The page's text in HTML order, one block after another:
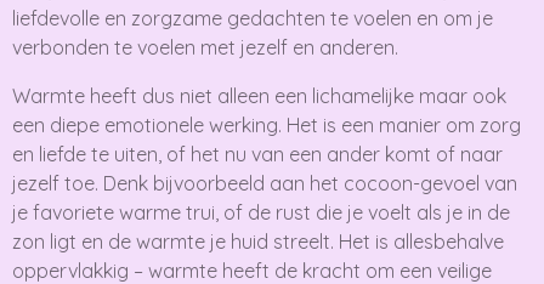
liefdevolle en zorgzame gedachten te voelen en om je
verbonden te voelen met jezelf en anderen.
Warmte heeft dus niet alleen een lichamelijke maar ook
een diepe emotionele werking. Het is een manier om zorg
en liefde te uiten, of het nu van een ander komt of naar
jezelf toe. Denk bijvoorbeeld aan het cocoon-gevoel van
je favoriete warme trui, of de rust die je voelt als je in de
zon ligt en de warmte je huid streelt. Het is allesbehalve
oppervlakkig – warmte heeft de kracht om een veilige